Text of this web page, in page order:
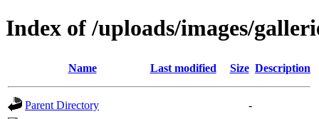
Index of /uploads/images/
Name Last modified Size Description
Parent Directory
-